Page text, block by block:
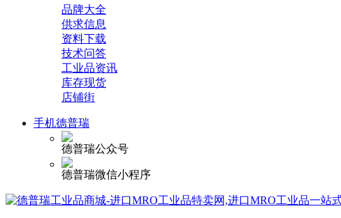
品牌大全
供求信息
资料下载
技术问答
工业品资讯
库存现货
店铺街
手机德普瑞
德普瑞公众号
德普瑞微信小程序